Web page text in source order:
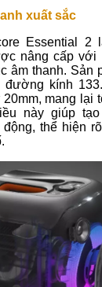
xuất sắc
Essential 2
nâng cấp với
âm thanh. Sản
đường kính
mang lại
này giúp
động, thể hiện